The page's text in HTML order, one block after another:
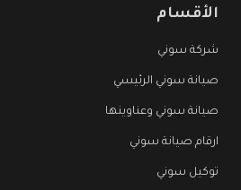
الأقسام
شركة سوني
صيانة سوني الرئيسي
صيانة سوني وعناوينها
ارقام صيانة سوني
توكيل سوني